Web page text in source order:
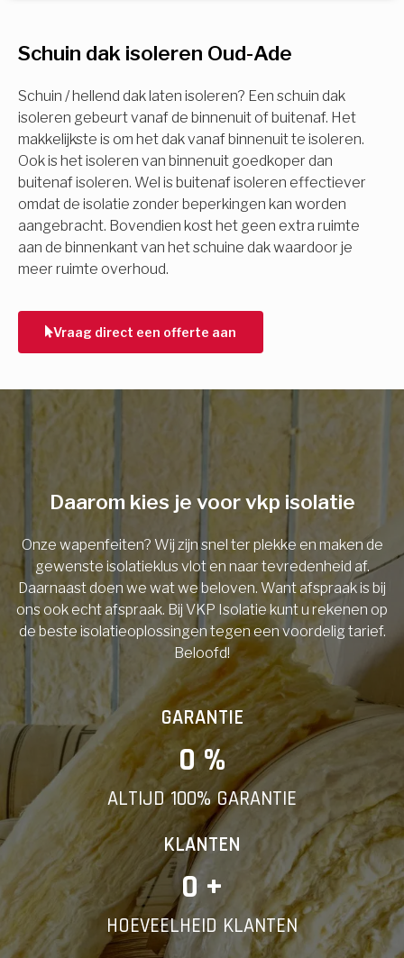
Schuin dak isoleren Oud-Ade
Schuin / hellend dak laten isoleren? Een schuin dak
isoleren gebeurt vanaf de binnenuit of buitenaf. Het
makkelijkste is om het dak vanaf binnenuit te isoleren.
Ook is het isoleren van binnenuit goedkoper dan
buitenaf isoleren. Wel is buitenaf isoleren effectiever
omdat de isolatie zonder beperkingen kan worden
aangebracht. Bovendien kost het geen extra ruimte
aan de binnenkant van het schuine dak waardoor je
meer ruimte overhoud.
Vraag direct een offerte aan
Isolatiemaatregel
Spouwisolatie
Vloerisolatie
Dakisolatie
Gevelisolatie
Vorige Volgende
subsidie!
Vul uw gegevens in en ontvang nu direct uw
berekening per mail.
Voornaam
Telefoonnummer
Vorige
Daarom kies je voor vkp isolatie
Onze wapenfeiten? Wij zijn snel ter plekke en maken de
gewenste isolatieklus vlot en naar tevredenheid af.
Daarnaast doen we wat we beloven. Want afspraak is bij
ons ook echt afspraak. Bij VKP Isolatie kunt u rekenen op
de beste isolatieoplossingen tegen een voordelig tarief.
Beloofd!
GARANTIE
0 %
ALTIJD 100% GARANTIE
KLANTEN
0 +
HOEVEELHEID KLANTEN